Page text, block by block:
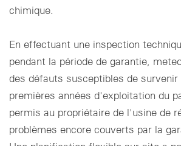
Mentions légales
Canal de signalement
Paramètres des cookies
chimique.
En effectuant une inspection
pendant la période de garantie,
des défauts susceptibles de survenir
premières années d'exploitation du
permis au propriétaire de l'usine de
problèmes encore couverts par la